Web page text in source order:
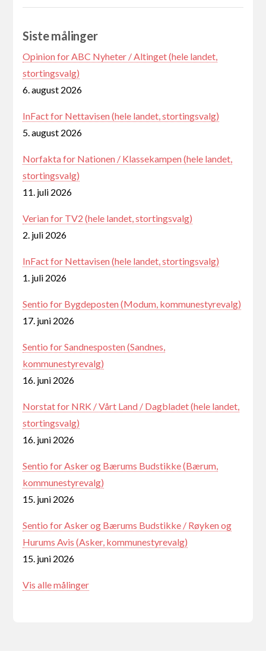
Siste målinger
Opinion for ABC Nyheter / Altinget (hele landet,
stortingsvalg)
6. august 2026
InFact for Nettavisen (hele landet, stortingsvalg)
5. august 2026
Norfakta for Nationen / Klassekampen (hele landet,
stortingsvalg)
11. juli 2026
Verian for TV2 (hele landet, stortingsvalg)
2. juli 2026
InFact for Nettavisen (hele landet, stortingsvalg)
1. juli 2026
Sentio for Bygdeposten (Modum, kommunestyrevalg)
17. juni 2026
Sentio for Sandnesposten (Sandnes,
kommunestyrevalg)
16. juni 2026
Norstat for NRK / Vårt Land / Dagbladet (hele landet,
stortingsvalg)
16. juni 2026
Sentio for Asker og Bærums Budstikke (Bærum,
kommunestyrevalg)
15. juni 2026
Sentio for Asker og Bærums Budstikke / Røyken og
Hurums Avis (Asker, kommunestyrevalg)
15. juni 2026
Vis alle målinger